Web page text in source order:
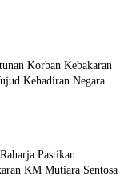
Korban Kebakaran
Kehadiran Negara
Pastikan
KM Mutiara Sentosa